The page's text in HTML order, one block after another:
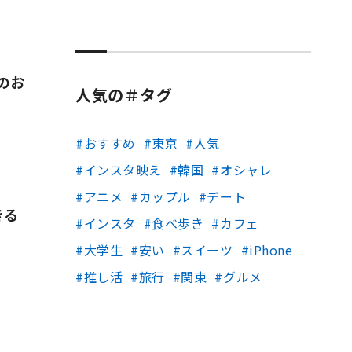
お
人気の＃タグ
おすすめ 東京
人気
インスタ映え
韓国
オシャレ
アニメ
カップル
デート
インスタ
食べ歩き
カフェ
大学生
安い スイーツ
iPhone
推し活
旅行 関東 グルメ